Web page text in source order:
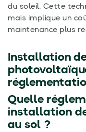
du soleil. Cette
mais implique un
maintenance plus
Installation
Quelle
installation
au sol ?